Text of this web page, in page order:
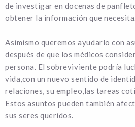
de investigar en docenas de
obtener la información que necesita.
Asimismo queremos ayudarlo con
después de que los médicos
persona. El sobreviviente podría
vida,con un nuevo sentido de
relaciones, su empleo,las tareas
Estos asuntos pueden también
sus seres queridos.